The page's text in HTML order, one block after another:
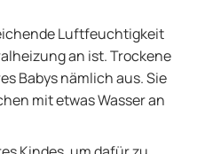
Luftfeuchtigkeit
an ist. Trockene
Babys nämlich aus. Sie
mit etwas Wasser an